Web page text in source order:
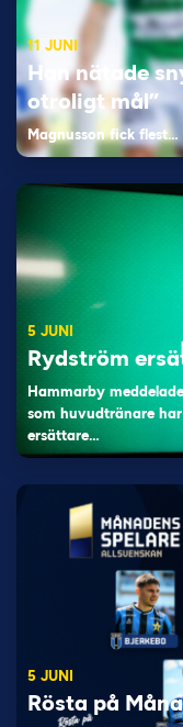
11 JUNI
Han nätade
otroligt mål”
Magnusson fick flest…
5 JUNI
Rydström
Hammarby
som huvudtränare
ersättare…
5 JUNI
Rösta på